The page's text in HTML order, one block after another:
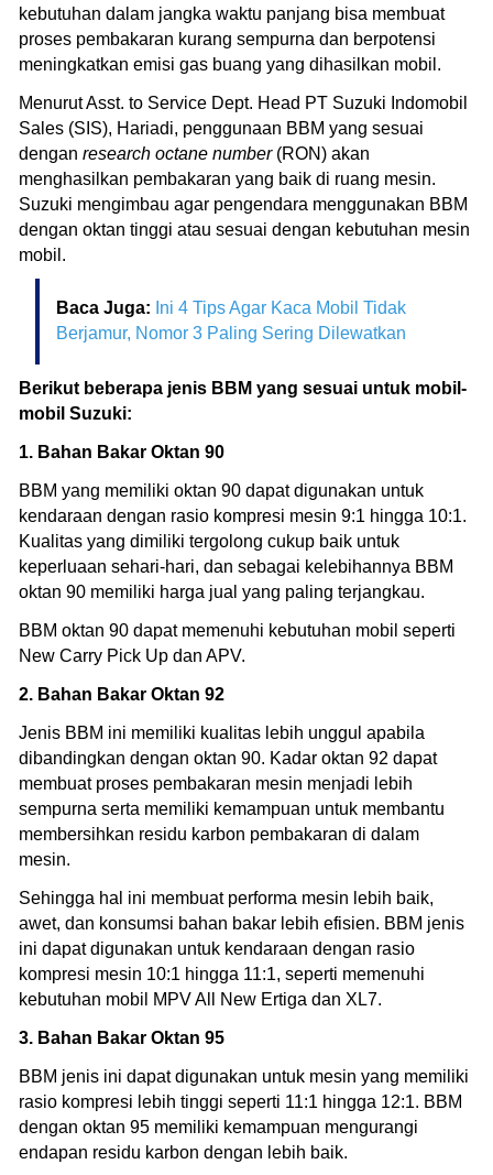
kebutuhan dalam jangka waktu panjang bisa membuat
proses pembakaran kurang sempurna dan berpotensi
meningkatkan emisi gas buang yang dihasilkan mobil.
Menurut Asst. to Service Dept. Head PT Suzuki Indomobil
Sales (SIS), Hariadi, penggunaan BBM yang sesuai
dengan research octane number(RON) akan
menghasilkan pembakaran yang baik di ruang mesin.
Suzuki mengimbau agar pengendara menggunakan BBM
dengan oktan tinggi atau sesuai dengan kebutuhan mesin
mobil.
Baca Juga: Ini 4 Tips Agar Kaca Mobil Tidak
Berjamur, Nomor 3 Paling Sering Dilewatkan
Berikut beberapa jenis BBM yang sesuai untuk mobil-
mobil Suzuki:
1. Bahan Bakar Oktan 90
BBM yang memiliki oktan 90 dapat digunakan untuk
kendaraan dengan rasio kompresi mesin 9:1 hingga 10:1.
Kualitas yang dimiliki tergolong cukup baik untuk
keperluaan sehari-hari, dan sebagai kelebihannya BBM
oktan 90 memiliki harga jual yang paling terjangkau.
BBM oktan 90 dapat memenuhi kebutuhan mobil seperti
New Carry Pick Up dan APV.
2. Bahan Bakar Oktan 92
Jenis BBM ini memiliki kualitas lebih unggul apabila
dibandingkan dengan oktan 90. Kadar oktan 92 dapat
membuat proses pembakaran mesin menjadi lebih
sempurna serta memiliki kemampuan untuk membantu
membersihkan residu karbon pembakaran di dalam
mesin.
Sehingga hal ini membuat performa mesin lebih baik,
awet, dan konsumsi bahan bakar lebih efisien. BBM jenis
ini dapat digunakan untuk kendaraan dengan rasio
kompresi mesin 10:1 hingga 11:1, seperti memenuhi
kebutuhan mobil MPV All New Ertiga dan XL7.
3. Bahan Bakar Oktan 95
BBM jenis ini dapat digunakan untuk mesin yang memiliki
rasio kompresi lebih tinggi seperti 11:1 hingga 12:1. BBM
dengan oktan 95 memiliki kemampuan mengurangi
endapan residu karbon dengan lebih baik.